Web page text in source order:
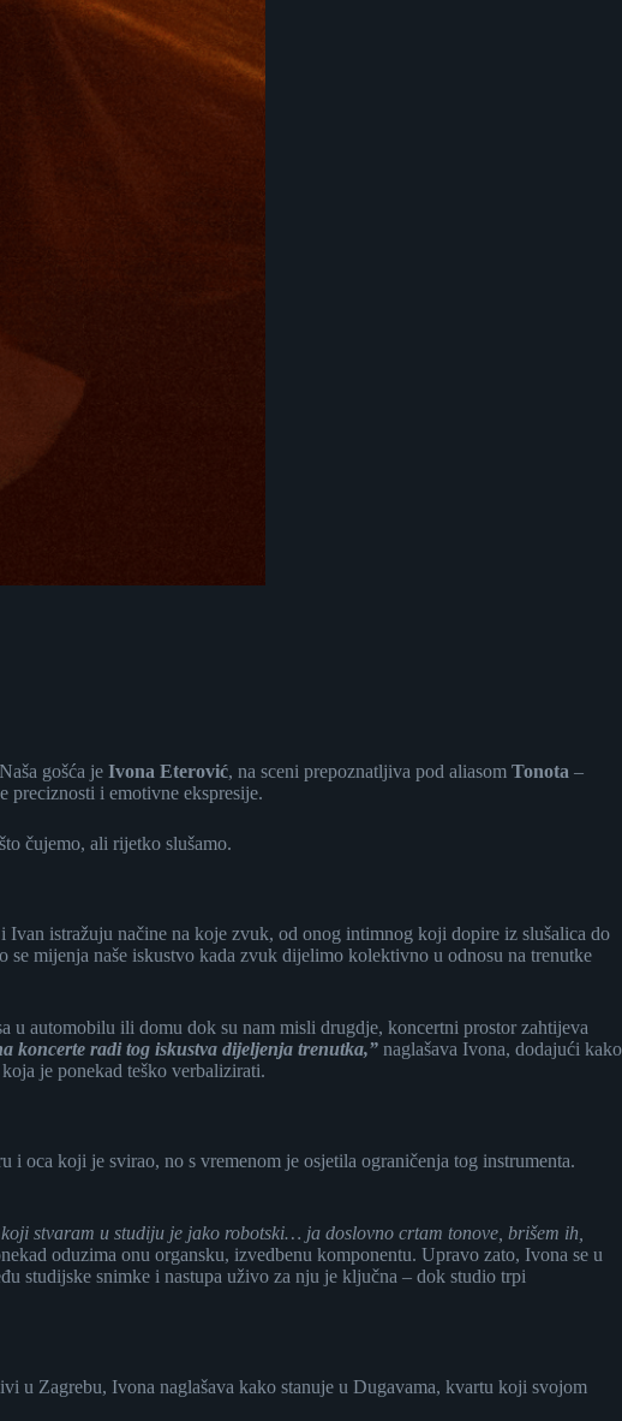
gošća je Ivona Eterović, na sceni prepoznatljiva pod aliasom Tonota –
preciznosti i emotivne ekspresije.
čujemo, ali rijetko slušamo.
istražuju načine na koje zvuk, od onog intimnog koji dopire iz slušalica do
mijenja naše iskustvo kada zvuk dijelimo kolektivno u odnosu na trenutke
automobilu ili domu dok su nam misli drugdje, koncertni prostor zahtijeva
koncerte radi tog iskustva dijeljenja trenutka,” naglašava Ivona, dodajući kako
je ponekad teško verbalizirati.
oca koji je svirao, no s vremenom je osjetila ograničenja tog instrumenta.
stvaram u studiju je jako robotski… ja doslovno crtam tonove, brišem ih,
oduzima onu organsku, izvedbenu komponentu. Upravo zato, Ivona se u
studijske snimke i nastupa uživo za nju je ključna – dok studio trpi
u Zagrebu, Ivona naglašava kako stanuje u Dugavama, kvartu koji svojom